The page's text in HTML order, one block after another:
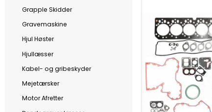
Grapple Skidder
Gravemaskine
Hjul Høster
Hjullæsser
Kabel- og gribeskyder
Mejetærsker
Motor Afretter